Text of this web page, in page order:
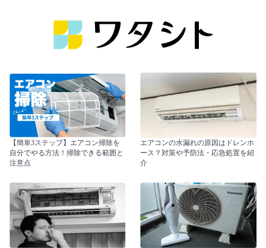
【簡単3ステップ】エアコン掃除を
自分でやる方法！掃除できる範囲と
注意点
エアコンの水漏れの原因はドレンホ
ース？対策や予防法・応急処置を紹
介